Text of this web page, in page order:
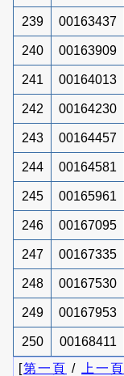
239 00163437
240 00163909
241 00164013
242 00164230
243 00164457
244 00164581
245 00165961
246 00167095
247 00167335
248 00167530
249 00167953
250 00168411
[第一頁 / 上一頁